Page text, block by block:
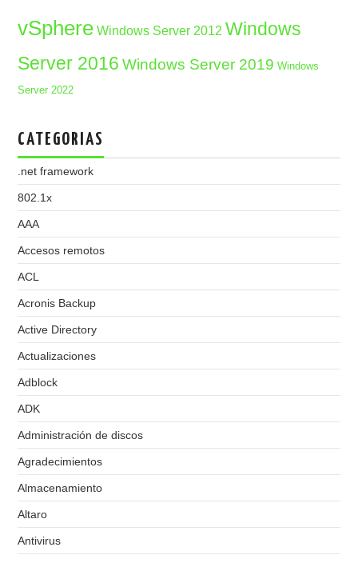
vSphere Windows Server 2012 Windows
Server 2016 Windows Server 2019 Windows
Server 2022
CATEGORIAS
.net framework
802.1x
AAA
Accesos remotos
ACL
Acronis Backup
Active Directory
Actualizaciones
Adblock
ADK
Administración de discos
Agradecimientos
Almacenamiento
Altaro
Antivirus